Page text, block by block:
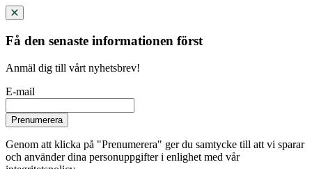
Få den senaste informationen först
Anmäl dig till vårt nyhetsbrev!
E-mail
Prenumerera
Genom att klicka på "Prenumerera" ger du samtycke till att vi sparar
och använder dina personuppgifter i enlighet med vår